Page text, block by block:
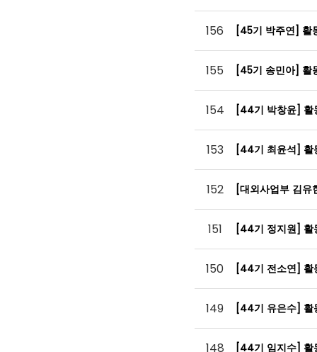
156 [45기 박주연] 활
155 [45기 송민아] 활
154 [44기 박창윤]
153 [44기 최윤석]
152 [대외사업부 김
151 [44기 정지원]
150 [44기 전소연]
149 [44기 유은수]
148 [44기 임지수]